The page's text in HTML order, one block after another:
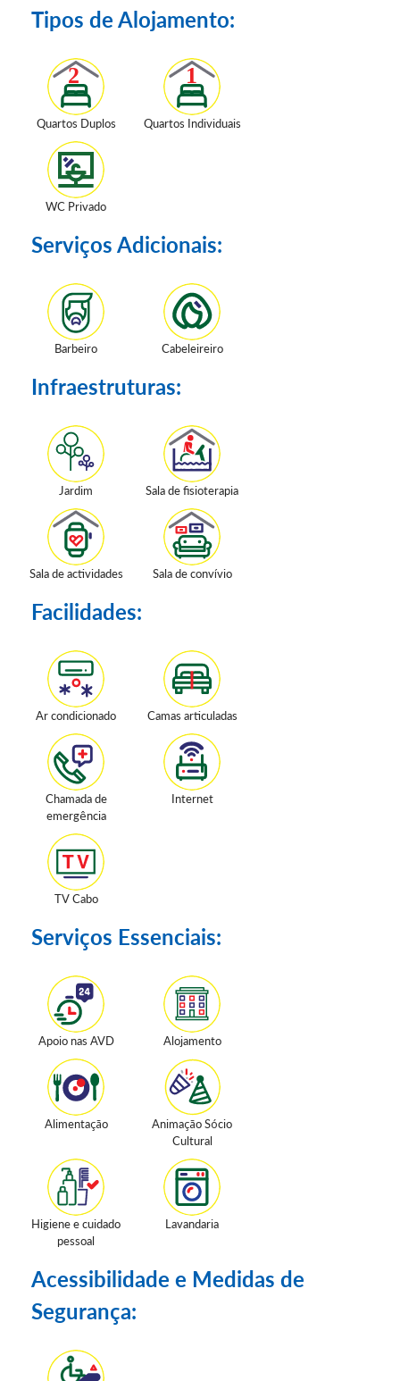
Tipos de Alojamento:
Quartos Duplos Quartos Individuais
WC Privado
Serviços Adicionais:
Barbeiro Cabeleireiro
Infraestruturas:
Jardim Sala de fisioterapia
Sala de actividades Sala de convívio
Facilidades:
Ar condicionado Camas articuladas
Chamada de
emergência
Internet
TV Cabo
Serviços Essenciais:
Apoio nas AVD Alojamento
Alimentação
Animação Sócio
Cultural
Higiene e cuidado
pessoal
Lavandaria
Acessibilidade e Medidas de
Segurança: